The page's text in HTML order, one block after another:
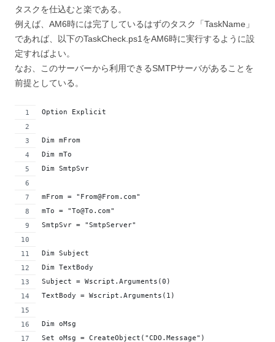
タスクを仕込むと楽である。
例えば、AM6時には完了しているはずのタスク「TaskName」
であれば、以下のTaskCheck.ps1をAM6時に実行するように設
定すればよい。
なお、このサーバーから利用できるSMTPサーバがあることを
前提としている。
Option Explicit
Dim mFrom
Dim mTo
Dim SmtpSvr
mFrom = "From@From.com"
mTo = "To@To.com"
SmtpSvr = "SmtpServer"
Dim Subject
Dim TextBody
Subject = Wscript.Arguments(0)
TextBody = Wscript.Arguments(1)
Dim oMsg
Set oMsg = CreateObject("CDO.Message")